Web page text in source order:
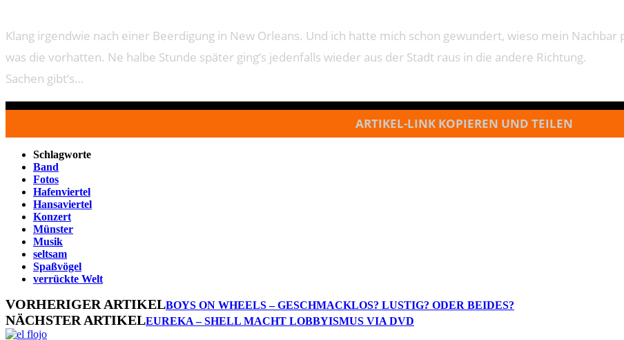
Klang irgendwie nach einer Beerdigung in New Orleans. Und ich hatte mich schon gewundert, wieso mein
was die vorhatten. Ne halbe Stunde später ging’s jedenfalls wieder aus der Stadt raus in die andere Richtung.
Sachen gibt’s…
ARTIKEL-LINK KOPIEREN UND TEILEN
Schlagworte
Band
Fotos
Hafenviertel
Hansaviertel
Konzert
Münster
Musik
seltsam
Spaßvögel
verrückte Welt
VORHERIGER ARTIKELBOYS ON WHEELS – GESCHMACKLOS? LUSTIG? ODER BEIDES?
NÄCHSTER ARTIKELEUREKA – SHELL MACHT LOBBYISMUS VIA DVD